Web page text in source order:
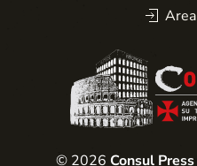
© 2026 Consul Press